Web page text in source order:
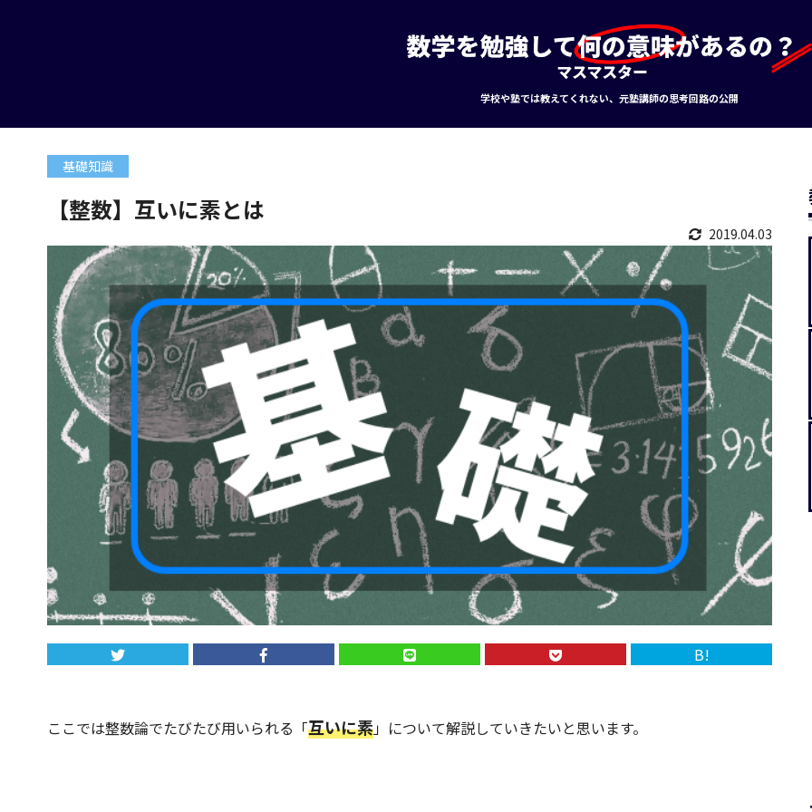
学校や塾では教えてくれない、元塾講師の思考回路の公開
基礎知識
【整数】互いに素とは
2019.04.03
B!
ここでは整数論でたびたび用いられる「互いに素」について解説していきたいと思います。